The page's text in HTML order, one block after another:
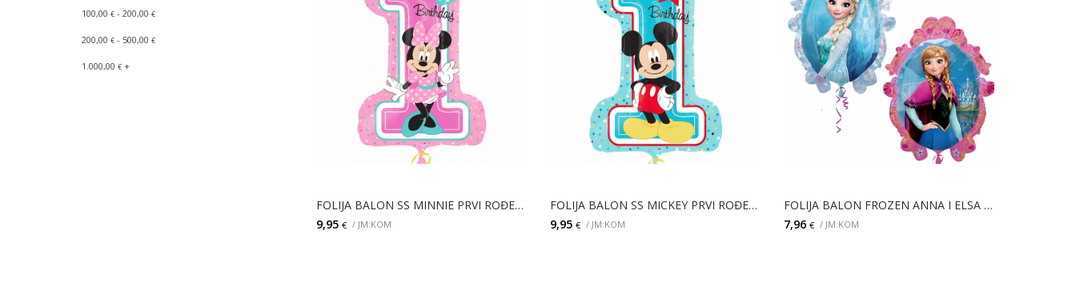
100,00 € - 200,00 €
200,00 € - 500,00 €
1.000,00 € +
FOLIJA BALON SS MINNIE PRVI ROĐENDAN
9,95 € / JM:KOM
FOLIJA BALON SS MICKEY PRVI ROĐENDAN
9,95 € / JM:KOM
FOLIJA BALON FROZEN ANNA I ELSA STREETTREAT
7,96€ / JM:KOM